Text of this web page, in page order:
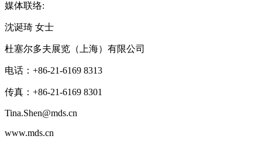
媒体联络:
沈诞琦 女士
杜塞尔多夫展览（上海）有限公司
电话：+86-21-6169 8313
传真：+86-21-6169 8301
Tina.Shen@mds.cn
www.mds.cn